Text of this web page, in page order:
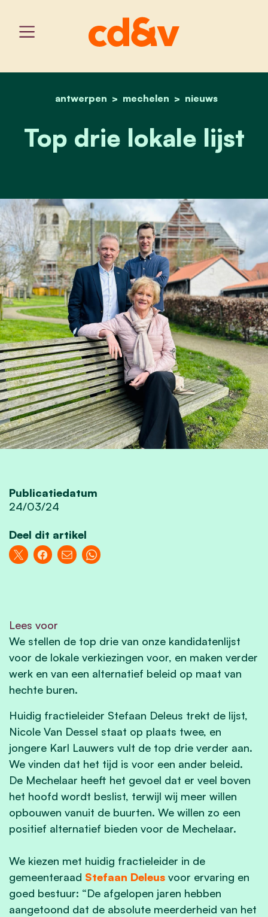
home
antwerpen mechelen nieuws
top drie lokale lijst
Top drie lokale lijst
Publicatiedatum
24/03/24
Deel dit artikel
Lees voor
We stellen de top drie van onze kandidatenlijst
voor de lokale verkiezingen voor, en maken verder
werk en van een alternatief beleid op maat van
hechte buren.
Huidig fractieleider Stefaan Deleus trekt de lijst,
Nicole Van Dessel staat op plaats twee, en
jongere Karl Lauwers vult de top drie verder aan.
We vinden dat het tijd is voor een ander beleid.
De Mechelaar heeft het gevoel dat er veel boven
het hoofd wordt beslist, terwijl wij meer willen
opbouwen vanuit de buurten. We willen zo een
positief alternatief bieden voor de Mechelaar.
We kiezen met huidig fractieleider in de
gemeenteraad Stefaan Deleus voor ervaring en
goed bestuur: “De afgelopen jaren hebben
aangetoond dat de absolute meerderheid van het